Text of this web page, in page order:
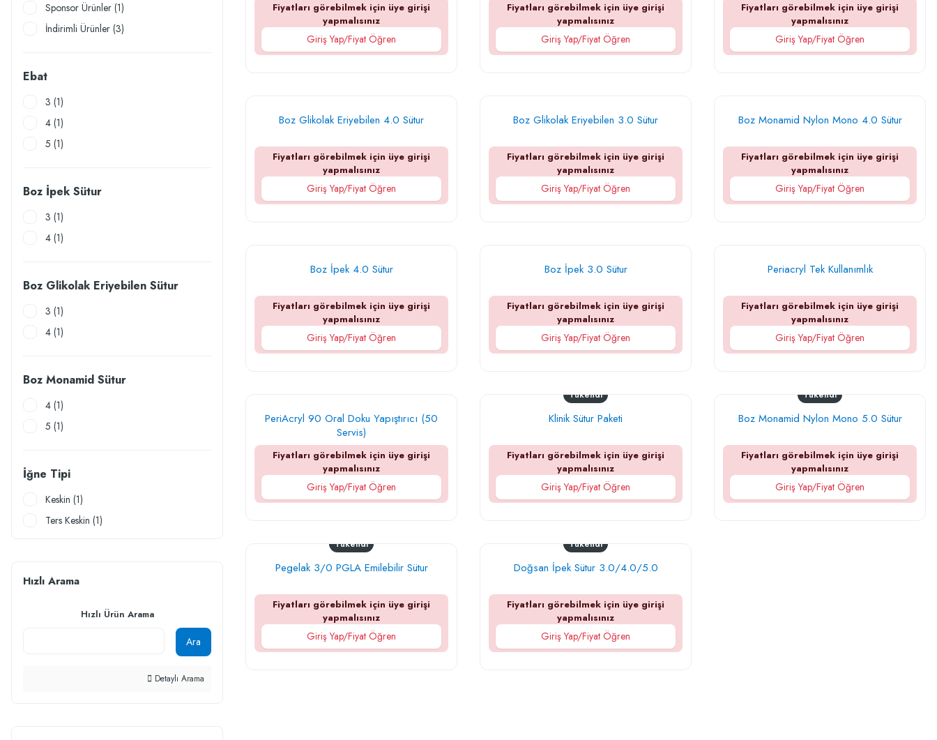
Sponsor Ürünler (1)
İndirimli Ürünler (3)
Ebat
3 (1)
4 (1)
5 (1)
Boz İpek Sütur
3 (1)
4 (1)
Boz Glikolak Eriyebilen Sütur
3 (1)
4 (1)
Boz Monamid Sütur
4 (1)
5 (1)
İğne Tipi
Keskin (1)
Ters Keskin (1)
Hızlı Arama
Hızlı Ürün Arama
Ara
Detaylı Arama
Fiyatları görebilmek için üye girişi
yapmalısınız
Giriş Yap/Fiyat Öğren
Fiyatları görebilmek için üye girişi
yapmalısınız
Giriş Yap/Fiyat Öğren
Fiyatları görebilmek için üye girişi
yapmalısınız
Giriş Yap/Fiyat Öğren
Boz Glikolak Eriyebilen 4.0 Sütur
Fiyatları görebilmek için üye girişi
yapmalısınız
Giriş Yap/Fiyat Öğren
Boz Glikolak Eriyebilen 3.0 Sütur
Fiyatları görebilmek için üye girişi
yapmalısınız
Giriş Yap/Fiyat Öğren
Boz Monamid Nylon Mono 4.0 Sütur
Fiyatları görebilmek için üye girişi
yapmalısınız
Giriş Yap/Fiyat Öğren
Boz İpek 4.0 Sütur
Fiyatları görebilmek için üye girişi
yapmalısınız
Giriş Yap/Fiyat Öğren
Boz İpek 3.0 Sütur
Fiyatları görebilmek için üye girişi
yapmalısınız
Giriş Yap/Fiyat Öğren
Periacryl Tek Kullanımlık
Fiyatları görebilmek için üye girişi
yapmalısınız
Giriş Yap/Fiyat Öğren
PeriAcryl 90 Oral Doku Yapıştırıcı (50
Servis)
Fiyatları görebilmek için üye girişi
yapmalısınız
Giriş Yap/Fiyat Öğren
Tükendi
Klinik Sütur Paketi
Fiyatları görebilmek için üye girişi
yapmalısınız
Giriş Yap/Fiyat Öğren
Tükendi
Boz Monamid Nylon Mono 5.0 Sütur
Fiyatları görebilmek için üye girişi
yapmalısınız
Giriş Yap/Fiyat Öğren
Tükendi
Pegelak 3/0 PGLA Emilebilir Sütur
Fiyatları görebilmek için üye girişi
yapmalısınız
Giriş Yap/Fiyat Öğren
Tükendi
Doğsan İpek Sütur 3.0/4.0/5.0
Fiyatları görebilmek için üye girişi
yapmalısınız
Giriş Yap/Fiyat Öğren